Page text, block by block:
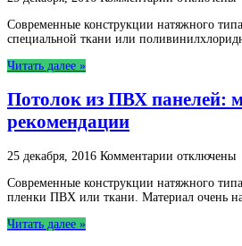
ПВХ
пленка,
натяжные
французские
Современные конструкции натяжного
специальной ткани или
Читать далее »
Потолок из ПВХ панелей:
рекомендации
25 декабря, 2016 Комментарии к
Потолок
из
отключены
Современные конструкции натяжного
пленки ПВХ или ткани. Материал очень
Читать далее »